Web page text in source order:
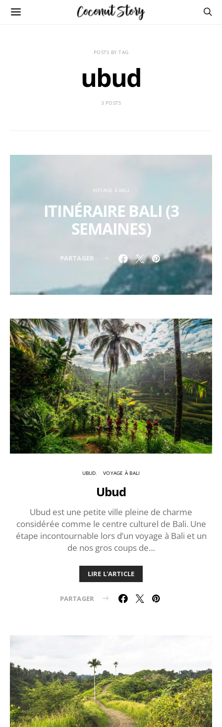
POSTS BY TAG
ubud
3 POSTS
VOYAGE À BALI
ITINÉRAIRE BALI (3
SEMAINES)
PARTAGER
UBUD VOYAGE À BALI
Ubud
Ubud est une petite ville pleine de charme
considérée comme le centre culturel de Bali. Une
étape incontournable lors d’un voyage à Bali et un
de nos gros coups de…
LIRE L'ARTICLE
PARTAGER